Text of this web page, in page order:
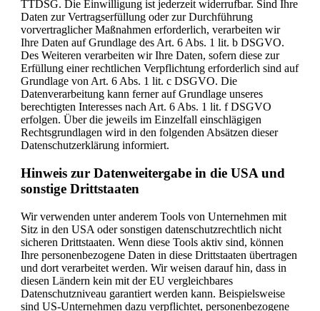
TTDSG. Die Einwilligung ist jederzeit widerrufbar. Sind Ihre
Daten zur Vertragserfüllung oder zur Durchführung
vorvertraglicher Maßnahmen erforderlich, verarbeiten wir
Ihre Daten auf Grundlage des Art. 6 Abs. 1 lit. b DSGVO.
Des Weiteren verarbeiten wir Ihre Daten, sofern diese zur
Erfüllung einer rechtlichen Verpflichtung erforderlich sind auf
Grundlage von Art. 6 Abs. 1 lit. c DSGVO. Die
Datenverarbeitung kann ferner auf Grundlage unseres
berechtigten Interesses nach Art. 6 Abs. 1 lit. f DSGVO
erfolgen. Über die jeweils im Einzelfall einschlägigen
Rechtsgrundlagen wird in den folgenden Absätzen dieser
Datenschutzerklärung informiert.
Hinweis zur Datenweitergabe in die USA und
sonstige Drittstaaten
Wir verwenden unter anderem Tools von Unternehmen mit
Sitz in den USA oder sonstigen datenschutzrechtlich nicht
sicheren Drittstaaten. Wenn diese Tools aktiv sind, können
Ihre personenbezogene Daten in diese Drittstaaten übertragen
und dort verarbeitet werden. Wir weisen darauf hin, dass in
diesen Ländern kein mit der EU vergleichbares
Datenschutzniveau garantiert werden kann. Beispielsweise
sind US-Unternehmen dazu verpflichtet, personenbezogene